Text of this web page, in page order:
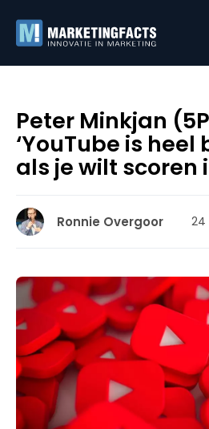
Peter Minkjan
‘YouTube is
als je wilt scoren
Ronnie Overgoor 24